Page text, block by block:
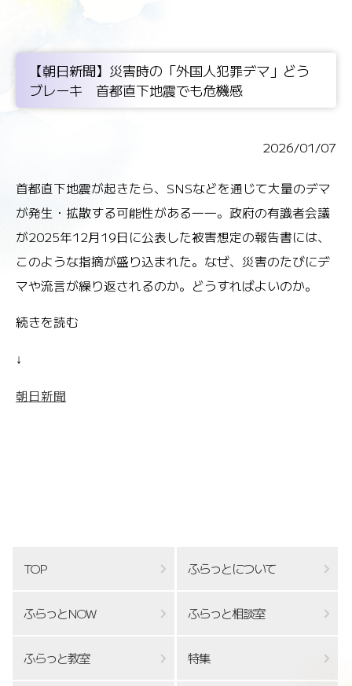
【朝日新聞】災害時の「外国人犯罪デマ」どう
ブレーキ 首都直下地震でも危機感
2026/01/07
首都直下地震が起きたら、SNSなどを通じて大量のデマ
が発生・拡散する可能性がある――。政府の有識者会議
が2025年12月19日に公表した被害想定の報告書には、
このような指摘が盛り込まれた。なぜ、災害のたびにデ
マや流言が繰り返されるのか。どうすればよいのか。
続きを読む
↓
朝日新聞
TOP ふらっとについて
ふらっとNOW ふらっと相談室
ふらっと教室 特集